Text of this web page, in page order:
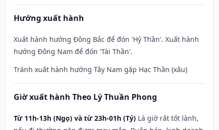
Hướng xuất hành
Xuất hành hướng Đông Bắc để đón 'Hỷ Thần'. Xuất hành
hướng Đông Nam để đón 'Tài Thần'.
Tránh xuất hành hướng Tây Nam gặp Hạc Thần (xấu)
Giờ xuất hành Theo Lý Thuần Phong
Từ 11h-13h (Ngọ) và từ 23h-01h (Tý) Là giờ rất tốt lành,